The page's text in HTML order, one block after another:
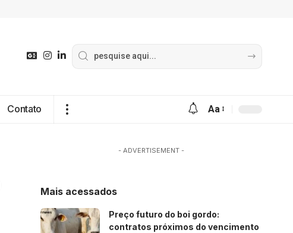
Contato Aa
- ADVERTISEMENT -
Mais acessados
Preço futuro do boi gordo:
contratos próximos do vencimento